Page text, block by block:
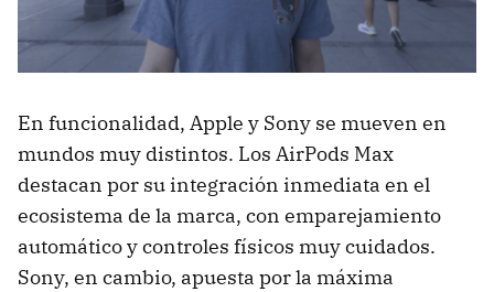
En funcionalidad, Apple y Sony se mueven en
mundos muy distintos. Los AirPods Max
destacan por su integración inmediata en el
ecosistema de la marca, con emparejamiento
automático y controles físicos muy cuidados.
Sony, en cambio, apuesta por la máxima